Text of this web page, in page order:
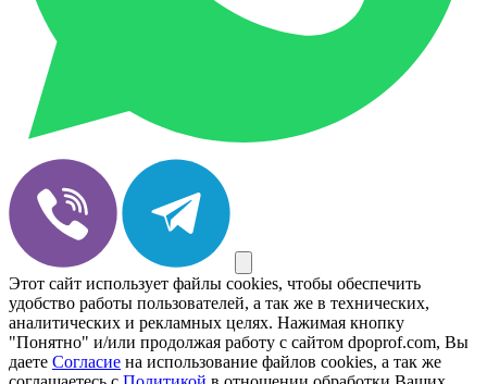
Этот сайт использует файлы cookies, чтобы обеспечить
удобство работы пользователей, а так же в технических,
аналитических и рекламных целях. Нажимая кнопку
"Понятно" и/или продолжая работу с сайтом dpoprof.com, Вы
даете Согласие на использование файлов cookies, а так же